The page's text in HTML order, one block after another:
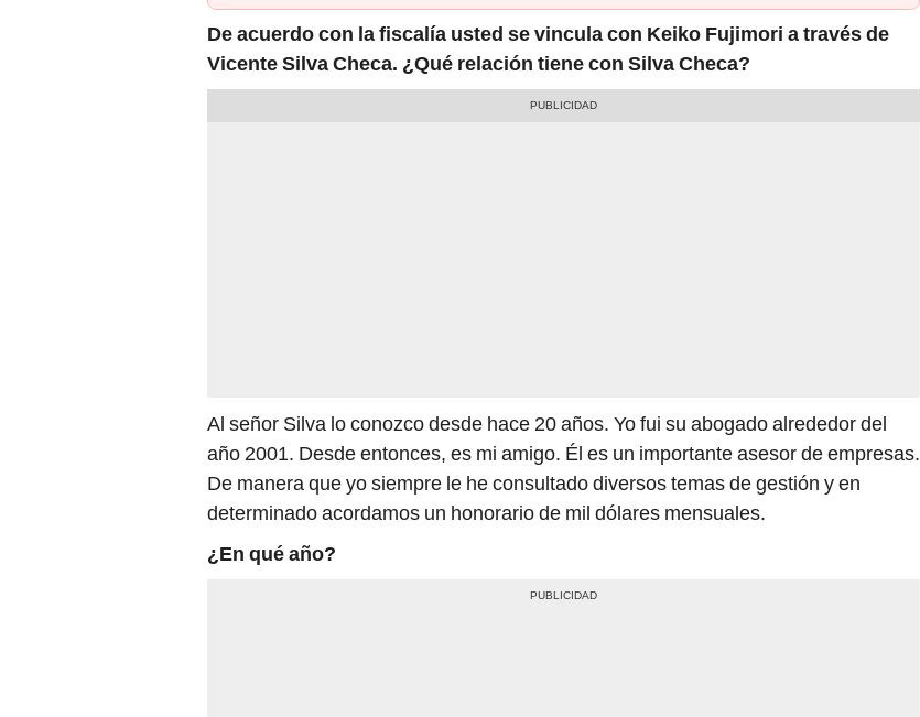
De acuerdo con la fiscalía usted se vincula con Keiko Fujimori a través de
Vicente Silva Checa. ¿Qué relación tiene con Silva Checa?
Al señor Silva lo conozco desde hace 20 años. Yo fui su abogado alrededor del
año 2001. Desde entonces, es mi amigo. Él es un importante asesor de empresas.
De manera que yo siempre le he consultado diversos temas de gestión y en
determinado acordamos un honorario de mil dólares mensuales.
¿En qué año?